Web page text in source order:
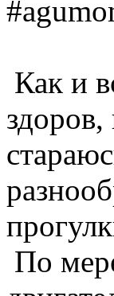
Как и
здоров,
По